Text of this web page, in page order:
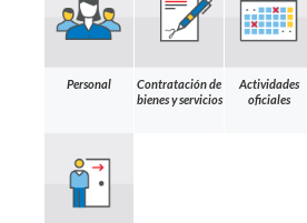
Personal
Contratación de
bienes y servicios
Actividades
oficiales